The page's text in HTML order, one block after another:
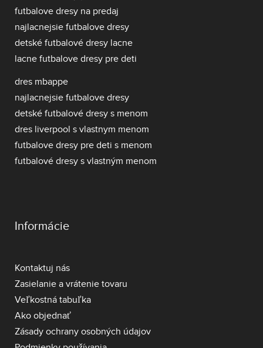
futbalove dresy na predaj
najlacnejsie futbalove dresy
detské futbalové dresy lacne
lacne futbalove dresy pre deti
dres mbappe
najlacnejsie futbalove dresy
detské futbalové dresy s menom
dres liverpool s vlastnym menom
futbalove dresy pre deti s menom
futbalové dresy s vlastným menom
Informácie
Kontaktuj nás
Zasielanie a vrátenie tovaru
Veľkostná tabuľka
Ako objednať
Zásady ochrany osobných údajov